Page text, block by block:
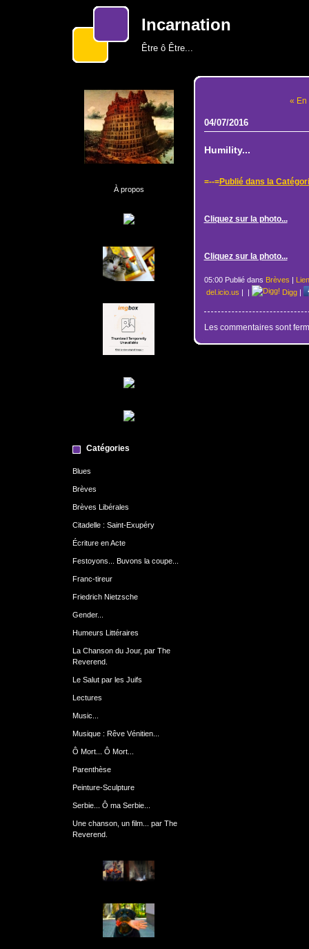
Incarnation
Être ô Être...
À propos
Catégories
Blues
Brèves
Brèves Libérales
Citadelle : Saint-Exupéry
Écriture en Acte
Festoyons... Buvons la coupe...
Franc-tireur
Friedrich Nietzsche
Gender...
Humeurs Littéraires
La Chanson du Jour, par The
Reverend.
Le Salut par les Juifs
Lectures
Music...
Musique : Rêve Vénitien...
Ô Mort... Ô Mort...
Parenthèse
Peinture-Sculpture
Serbie... Ô ma Serbie...
Une chanson, un film... par The
Reverend.
« En
04/07/2016
Humility...
=--=Publié dans la
Cliquez sur la photo...
Cliquez sur la photo...
05:00 Publié dans Brèves |
del.icio.us | | Digg|
Les commentaires sont